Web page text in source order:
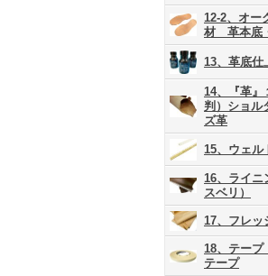
12-2、オー
材 革本底
13、革底仕
14、『革』
判）ショル
ズ革
15、ウェル
16、ライニ
スベリ）
17、フレッ
18、テープ
テープ